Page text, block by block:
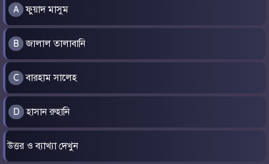
A ফুয়াদ মাসুম
B জালাল তালাবানি
C বারহাম সালেহ
D হাসান রুহানি
উত্তর ও ব্যাখ্যা দেখুন